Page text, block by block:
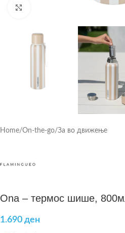
Home/On-the-go/За во движење
Ona – термос шише,
1.690 ден